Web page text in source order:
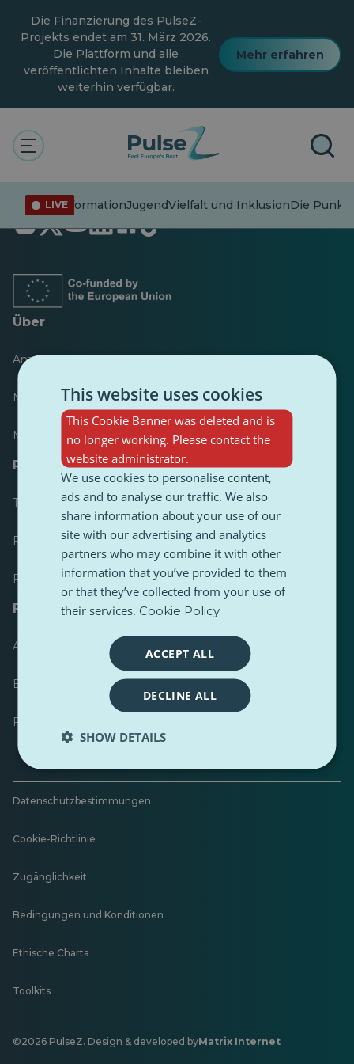
Hauptinhalt
springen
Die Finanzierung des PulseZ-
Projekts endet am 31. März 2026.
Die Plattform und alle
veröffentlichten Inhalte bleiben
weiterhin verfügbar.
Mehr erfahren
LIVE
FehlinformationJugendVielfalt und InklusionDie
Öffnet
in
Registerkarte
Öffnet
in
Registerkarte
Öffnet
in
Registerkarte
in
Registerkarte
in
Registerkarte
in
Über
Anzeiger
Meist veröffentlicht
Meist befolgt
Ressourcen für Journalisten
Toolkits
PulseZ Content Style Guide
PulseZ Beitragsleitfaden für Autoren
FAQs
Anfrage einreichen
Ein Problem melden
Feedback hinterlassen
Datenschutzbestimmungen
Cookie-Richtlinie
Zugänglichkeit
Bedingungen und Konditionen
Ethische Charta
Toolkits
©2026 PulseZ. Design & developed byMatrix Internet
Öffnet
This website uses cookies
This Cookie Banner was deleted and is
no longer working. Please contact the
website administrator.
We use cookies to personalise content,
ads and to analyse our traffic. We also
share information about your use of our
site with our advertising and analytics
partners who may combine it with other
information that you’ve provided to them
or that they’ve collected from your use of
their services. Cookie Policy
ACCEPT ALL
DECLINE ALL
SHOW DETAILS